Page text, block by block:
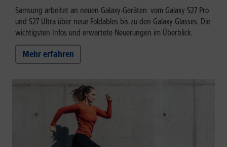
Samsung arbeitet an neuen Galaxy-Geräten: vom Galaxy S27 Pro
und S27 Ultra über neue Foldables bis zu den Galaxy Glasses. Die
wichtigsten Infos und erwartete Neuerungen im Überblick.
Mehr erfahren